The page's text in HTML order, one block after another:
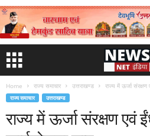
Home राज्य समाचार उत्तराखण्ड राज्य में ऊर्जा
राज्य समाचार उत्तराखण्ड
राज्य में ऊर्जा संरक्षण एवं